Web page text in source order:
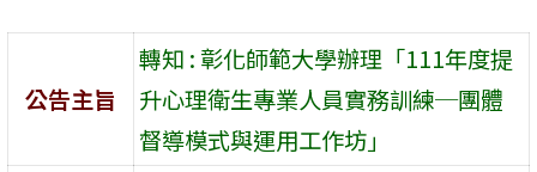
公告主旨
轉知 : 彰化師範大學辦理「111年度提
升心理衛生專業人員實務訓練─團體
督導模式與運用工作坊」